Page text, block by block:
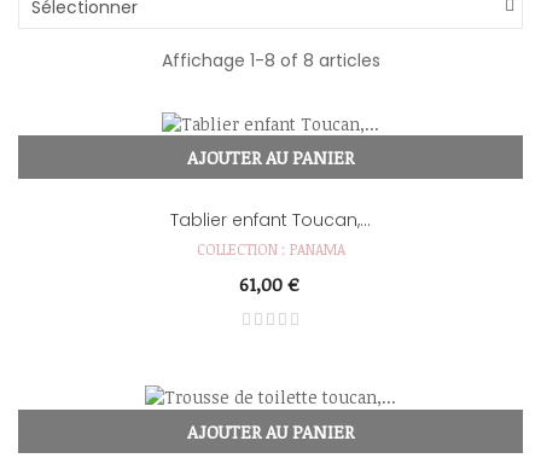
Sélectionner
Affichage 1-8 of 8 articles
AJOUTER AU PANIER
Tablier enfant Toucan,...
COLLECTION : PANAMA
61,00 €
AJOUTER AU PANIER